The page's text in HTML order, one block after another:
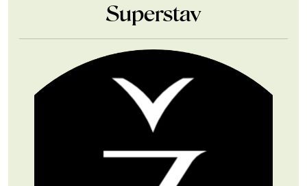
Superstav